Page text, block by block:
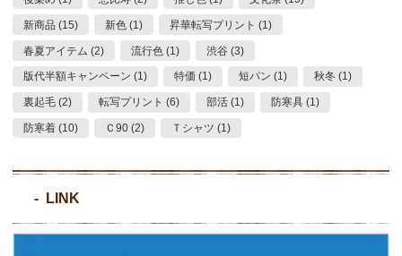
新商品 (15) 新色 (1) 昇華転写プリント (1)
春夏アイテム (2) 流行色 (1) 渋谷 (3)
版代半額キャンペーン (1) 特価 (1) 短パン (1) 秋冬 (1)
裏起毛 (2) 転写プリント (6) 部活 (1) 防寒具 (1)
防寒着 (10) Ｃ90 (2) Ｔシャツ (1)
LINK